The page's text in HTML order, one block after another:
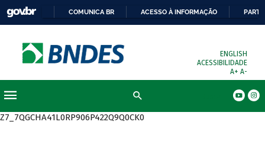
COMUNICA BR ACESSO À INFORMAÇÃO
ENGLISH
ACESSIBILIDADE
A+ A-
Z7_7QGCHA41L0RP906P422Q9Q0CK0